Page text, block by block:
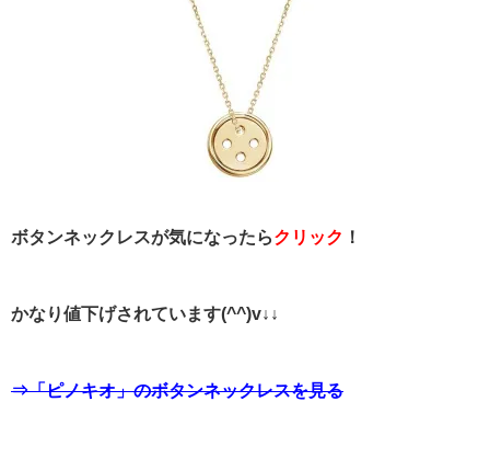
ボタンネックレスが気になったらクリック ！
かなり値下げされています(^^)v↓↓
⇒「ピノキオ」のボタンネックレスを見る